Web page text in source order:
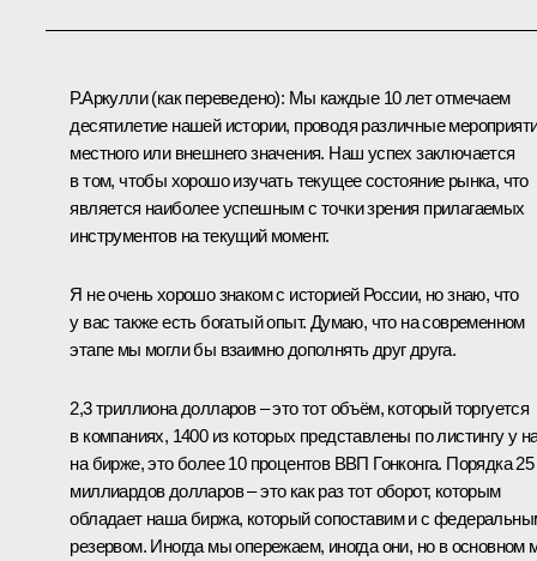
Р.Аркулли (как переведено): Мы каждые 10 лет отмечаем
десятилетие нашей истории, проводя различные
местного или внешнего значения. Наш успех заключается
в том, чтобы хорошо изучать текущее состояние рынка, что
является наиболее успешным с точки зрения прилагаемых
инструментов на текущий момент.
Я не очень хорошо знаком с историей России, но знаю, что
у вас также есть богатый опыт. Думаю, что на современном
этапе мы могли бы взаимно дополнять друг друга.
2,3 триллиона долларов – это тот объём, который торгуется
в компаниях, 1400 из которых представлены по листингу у
на бирже, это более 10 процентов ВВП Гонконга. Порядка 25
миллиардов долларов – это как раз тот оборот, которым
обладает наша биржа, который сопоставим и с
резервом. Иногда мы опережаем, иногда они, но в основном